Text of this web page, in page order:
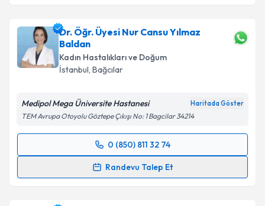
için bir takvim hazırlandığında e-posta ile
bilgilendireceğiz.
E-posta Adresiniz
Metni'ni okudum ve kişisel verilerimin belirtilen
kapsamda işlenmesini kabul ediyorum.
Dr. Öğr. Üyesi Nur Cansu Yılmaz
Baldan
Kadın Hastalıkları ve Doğum
İstanbul, Bağcılar
Medipol Mega Üniversite Hastanesi Haritada Göster
TEM Avrupa Otoyolu Göztepe Çıkışı No: 1 Bagcilar 34214
0 (850) 811 32 74
Randevu Talep Et
Randevu Takvimi Talebi